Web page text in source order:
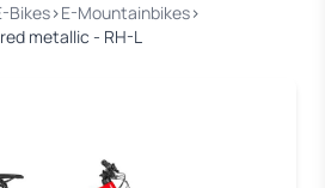
Bikes›E-Mountainbikes›
metallic - RH-L